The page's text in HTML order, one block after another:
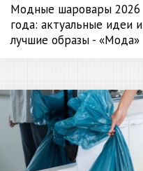
Модные шаровары 2026
года: актуальные идеи и
лучшие образы - «Мода»